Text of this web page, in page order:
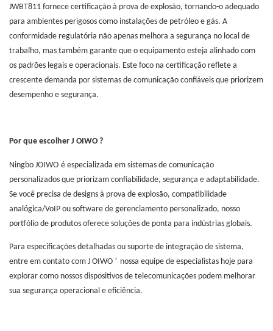
JWBT811 fornece certificação à prova de explosão, tornando-o adequado
para ambientes perigosos como instalações de petróleo e gás. A
conformidade regulatória não apenas melhora a segurança no local de
trabalho, mas também garante que o equipamento esteja alinhado com
os padrões legais e operacionais. Este foco na certificação reflete a
crescente demanda por sistemas de comunicação confiáveis ​​que priorizem
desempenho e segurança.
Por que escolher J OIWO ?
Ningbo JOIWO é especializada em sistemas de comunicação
personalizados que priorizam confiabilidade, segurança e adaptabilidade.
Se você precisa de designs à prova de explosão, compatibilidade
analógica/VoIP ou software de gerenciamento personalizado, nosso
portfólio de produtos oferece soluções de ponta para indústrias globais.
Para especificações detalhadas ou suporte de integração de sistema,
entre em contato com J OIWO ’ nossa equipe de especialistas hoje para
explorar como nossos dispositivos de telecomunicações podem melhorar
sua segurança operacional e eficiência.